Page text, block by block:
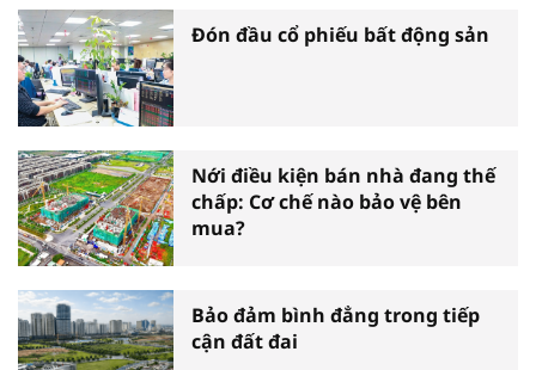
Đón đầu cổ phiếu bất động sản
Nới điều kiện bán nhà đang thế
chấp: Cơ chế nào bảo vệ bên
mua?
Bảo đảm bình đẳng trong tiếp
cận đất đai